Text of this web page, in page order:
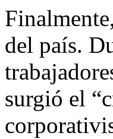
del país.
surgió el